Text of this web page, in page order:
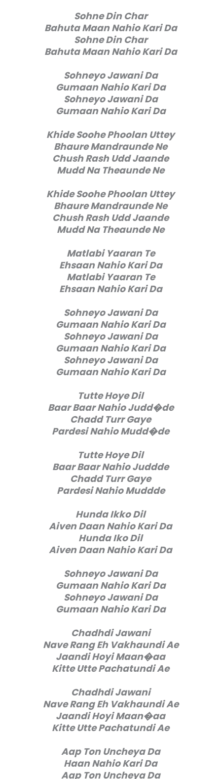
Sohne Din Char
Bahuta Maan Nahio Kari Da
Sohne Din Char
Bahuta Maan Nahio Kari Da
Sohneyo Jawani Da
Gumaan Nahio Kari Da
Sohneyo Jawani Da
Gumaan Nahio Kari Da
Khide Soohe Phoolan Uttey
Bhaure Mandraunde Ne
Chush Rash Udd Jaande
Mudd Na Theaunde Ne
Khide Soohe Phoolan Uttey
Bhaure Mandraunde Ne
Chush Rash Udd Jaande
Mudd Na Theaunde Ne
Matlabi Yaaran Te
Ehsaan Nahio Kari Da
Matlabi Yaaran Te
Ehsaan Nahio Kari Da
Sohneyo Jawani Da
Gumaan Nahio Kari Da
Sohneyo Jawani Da
Gumaan Nahio Kari Da
Sohneyo Jawani Da
Gumaan Nahio Kari Da
Tutte Hoye Dil
Baar Baar Nahio Judd�de
Chadd Turr Gaye
Pardesi Nahio Mudd�de
Tutte Hoye Dil
Baar Baar Nahio Juddde
Chadd Turr Gaye
Pardesi Nahio Muddde
Hunda Ikko Dil
Aiven Daan Nahio Kari Da
Hunda Iko Dil
Aiven Daan Nahio Kari Da
Sohneyo Jawani Da
Gumaan Nahio Kari Da
Sohneyo Jawani Da
Gumaan Nahio Kari Da
Chadhdi Jawani
Nave Rang Eh Vakhaundi Ae
Jaandi Hoyi Maan�aa
Kitte Utte Pachatundi Ae
Chadhdi Jawani
Nave Rang Eh Vakhaundi Ae
Jaandi Hoyi Maan�aa
Kitte Utte Pachatundi Ae
Aap Ton Uncheya Da
Haan Nahio Kari Da
Aap Ton Uncheya Da